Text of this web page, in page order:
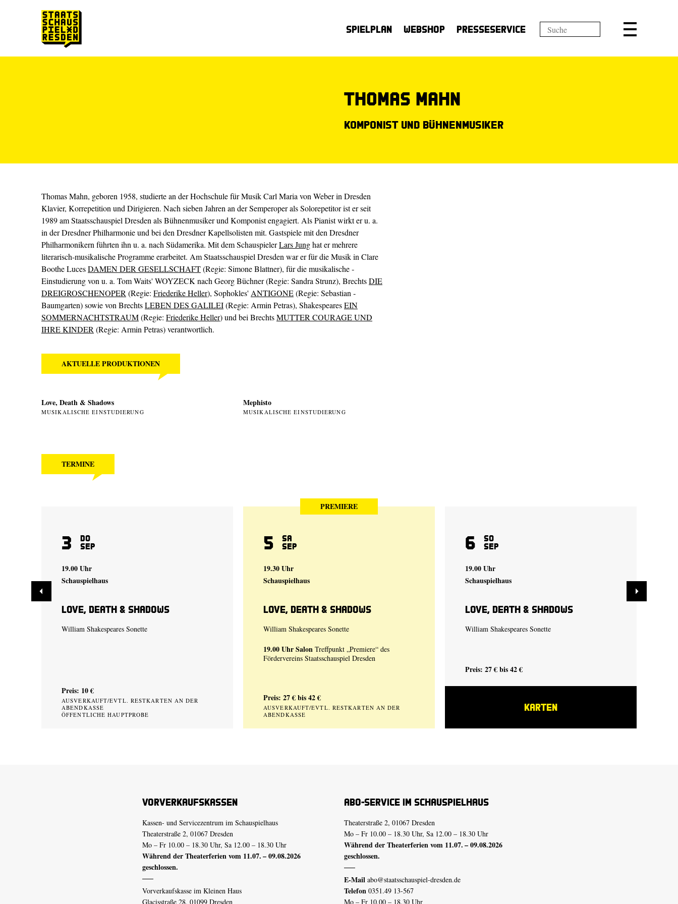
Spielplan Webshop Presseservice
Thomas Mahn
Komponist und Bühnenmusiker
Thomas Mahn, geboren 1958, studierte an der Hochschule für Musik Carl Maria von Weber in Dresden
Klavier, Korrepetition und Dirigieren. Nach sieben Jahren an der Semper­oper als Solorepetitor ist er seit
1989 am Staatsschauspiel Dresden als Bühnenmusiker und ­Komponist engagiert. Als Pianist wirkt er u. a.
in der Dresdner Philharmonie und bei den Dresdner Kapellsolisten mit. Gastspiele mit den Dresdner
Philharmonikern führten ihn u. a. nach Südamerika. Mit dem SchauspielerLars Junghat er mehrere
literarisch-musikalische Programme erarbeitet. Am Staatsschauspiel Dresden war er für die Musik in Clare
Boothe ­LucesDAMEN DER GESELLSCHAFT(Regie: Simone Blattner), für die musikalische ­
Einstudierung von u. a. Tom Waits' WOYZECK nach Georg Büchner (Regie: Sandra Strunz), BrechtsDIE
DREIGROSCHENOPER (Regie: Friederike Heller), Sophokles' ANTIGONE(Regie: Sebastian ­
Baumgarten) sowie von BrechtsLEBEN DES GALILEI(Regie: ­Armin Petras), ShakespearesEIN
SOMMERNACHTSTRAUM(Regie: Friederike Heller) und bei BrechtsMUTTER COURAGE UND
IHRE KINDER (Regie: Armin Petras) verantwortlich.
AKTUELLE PRODUKTIONEN
Love, Death & Shadows
MUSIKALISCHE EINSTUDIERUNG
Mephisto
MUSIKALISCHE EINSTUDIERUNG
TERMINE
3 Do
Sep
19.00 Uhr
Schauspielhaus
Love, Death & Shadows
William Shakespeares Sonette
Preis: 10 €
AUSVERKAUFT/EVTL. RESTKARTEN AN DER
ABENDKASSE
ÖFFENTLICHE HAUPTPROBE
PREMIERE
5 Sa
Sep
19.30 Uhr
Schauspielhaus
Love, Death & Shadows
William Shakespeares Sonette
19.00 UhrSalon Treffpunkt „Premiere“ des
Fördervereins Staatsschauspiel Dresden
Preis: 27 € bis 42 €
AUSVERKAUFT/EVTL. RESTKARTEN AN DER
ABENDKASSE
6 So
Sep
19.00 Uhr
Schauspielhaus
Love, Death & Shadows
William Shakespeares Sonette
Preis: 27 € bis 42 €
KARTEN
Vorverkaufskassen
Kassen- und Servicezentrum im Schauspielhaus
Theaterstraße 2, 01067 Dresden
Mo – Fr 10.00 – 18.30 Uhr, Sa 12.00 – 18.30 Uhr
Während der Theaterferien vom 11.07. – 09.08.2026
geschlossen.
Vorverkaufskasse im Kleinen Haus
Glacisstraße 28, 01099 Dresden
Abo-Service im Schauspielhaus
Theaterstraße 2, 01067 Dresden
Mo – Fr 10.00 – 18.30 Uhr, Sa 12.00 – 18.30 Uhr
Während der Theaterferien vom 11.07. – 09.08.2026
geschlossen.
E-Mail abo@staatsschauspiel-dresden.de
Telefon 0351.49 13-567
Mo – Fr 10.00 – 18.30 Uhr